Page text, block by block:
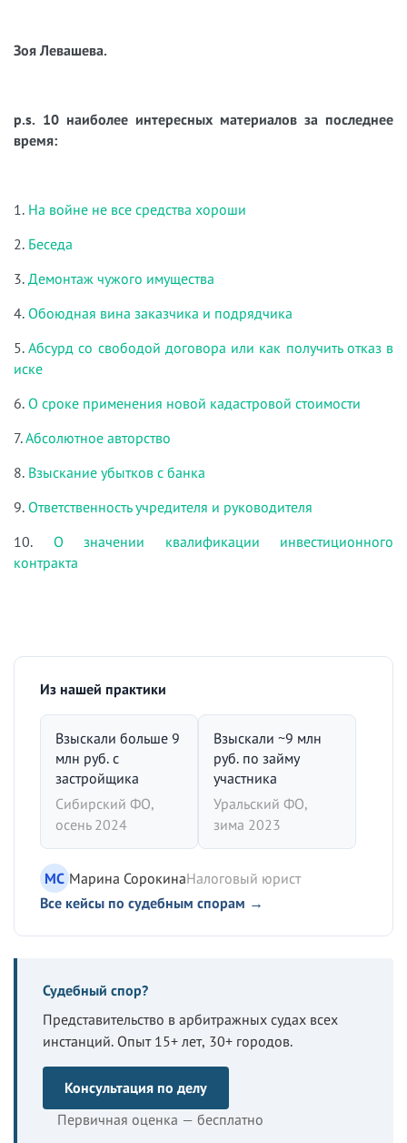
Зоя Левашева.
p.s. 10 наиболее интересных материалов за последнее
время:
1. На войне не все средства хороши
2. Беседа
3. Демонтаж чужого имущества
4. Обоюдная вина заказчика и подрядчика
5.Абсурд со свободой договора или как получить отказ в
иске
6. О сроке применения новой кадастровой стоимости
7.Абсолютное авторство
8. Взыскание убытков с банка
9. Ответственность учредителя и руководителя
10. О значении квалификации инвестиционного
контракта
Из нашей практики
Взыскали больше 9
млн руб. с
застройщика
Сибирский ФО,
осень 2024
Взыскали ~9 млн
руб. по займу
участника
Уральский ФО,
зима 2023
МС Марина СорокинаНалоговый юрист
Все кейсы по судебным спорам →
Судебный спор?
Представительство в арбитражных судах всех
инстанций. Опыт 15+ лет, 30+ городов.
Консультация по делу
Первичная оценка — бесплатно